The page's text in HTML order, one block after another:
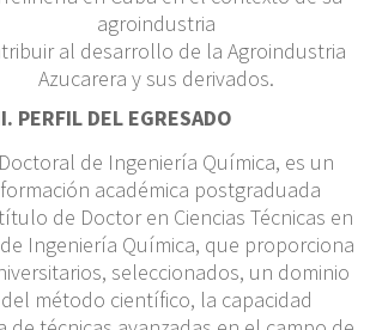
agroindustria
al desarrollo de la Agroindustria
Azucarera y sus derivados.
PERFIL DEL EGRESADO
de Ingeniería Química, es un
académica postgraduada
de Doctor en Ciencias Técnicas en
Ingeniería Química, que proporciona
seleccionados, un dominio
método científico, la capacidad